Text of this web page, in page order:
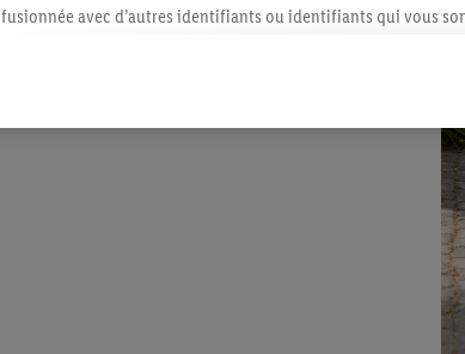
fusionnée avec d’autres identifiants ou identifiants qui vous
vous avez montré de l’intérêt (par exemple en plaçant le
l’achat) peuvent également être affichées sur plusieurs
plusieurs services de Lidl peuvent vous être attribués en
Sous « Personnaliser », vous pouvez autoriser des finalités
En cliquant sur « Refuser », vous pouvez autoriser
« Accepter », vous autorisez tous les traitements pour toutes
informations sur la durée de conservation des données et
déclaration relative à la